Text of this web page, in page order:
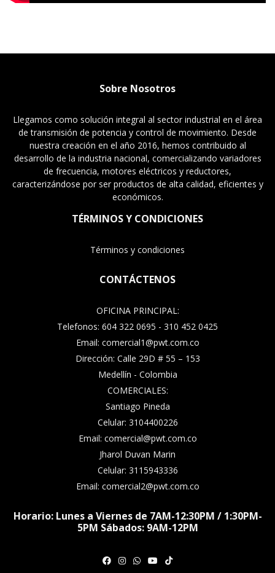
Sobre Nosotros
Llegamos como solución integral al sector industrial en el área
de transmisión de potencia y control de movimiento. Desde
nuestra creación en el año 2016, hemos contribuido al
desarrollo de la industria nacional, comercializando variadores
de frecuencia, motores eléctricos y reductores,
caracterizándose por ser productos de alta calidad, eficientes y
económicos.
TÉRMINOS Y CONDICIONES
Términos y condiciones
CONTÁCTENOS
OFICINA PRINCIPAL:
Telefonos: 604 322 0695 - 310 452 0425
Email: comercial1@pwt.com.co
Dirección: Calle 29D # 55 – 153
Medellín - Colombia
COMERCIALES:
Santiago Pineda
Celular: 3104400226
Email: comercial@pwt.com.co
Jharol Duvan Marin
Celular: 3115943336
Email: comercial2@pwt.com.co
Horario: Lunes a Viernes de 7AM-12:30PM / 1:30PM-
5PM Sábados: 9AM-12PM